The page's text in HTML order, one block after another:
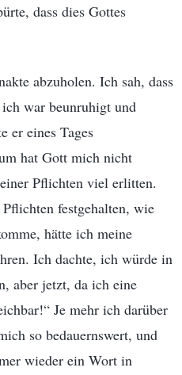
dass dies Gottes
abzuholen. Ich sah, dass
war beunruhigt und
er eines Tages
hat Gott mich nicht
Pflichten viel erlitten.
festgehalten, wie
hätte ich meine
Ich dachte, ich würde in
aber jetzt, da ich eine
Je mehr ich darüber
so bedauernswert, und
wieder ein Wort in